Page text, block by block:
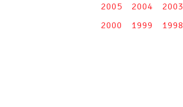
2005
2004 2003
2000
1999 1998